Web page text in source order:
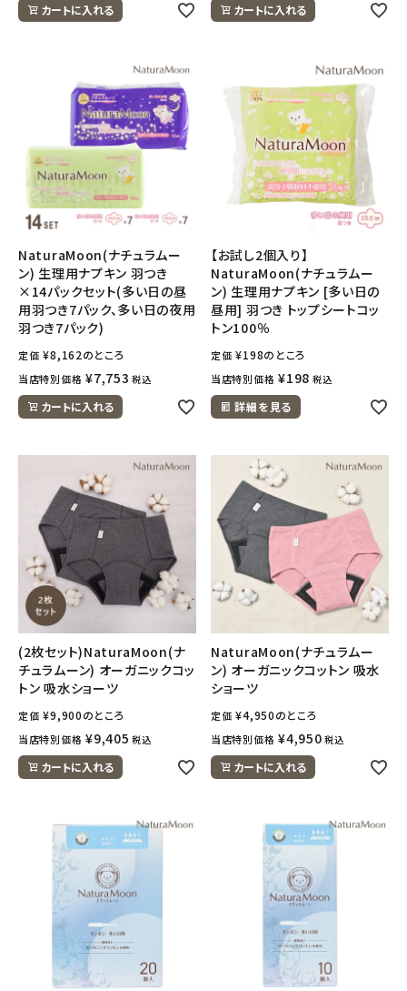
カートに入れる カートに入れる
NaturaMoon(ナチュラムー
ン) 生理用ナプキン 羽つき
×14パックセット(多い日の昼
用羽つき7パック、多い日の夜用
羽つき7パック)
定価 ¥8,162のところ
当店特別価格 ¥7,753 税込
カートに入れる
【お試し2個入り】
NaturaMoon(ナチュラムー
ン) 生理用ナプキン [多い日の
昼用] 羽つき トップシートコッ
トン100％
定価 ¥198のところ
当店特別価格 ¥198 税込
詳細を見る
(2枚セット)NaturaMoon(ナ
チュラムーン) オーガニックコッ
トン 吸水ショーツ
定価 ¥9,900のところ
当店特別価格 ¥9,405 税込
カートに入れる
NaturaMoon(ナチュラムー
ン) オーガニックコットン 吸水
ショーツ
定価 ¥4,950のところ
当店特別価格 ¥4,950 税込
カートに入れる